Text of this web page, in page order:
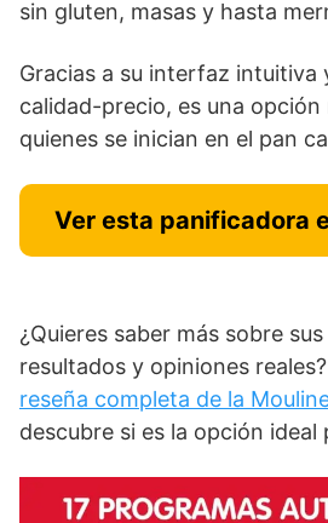
sin gluten, masas y hasta
Gracias a su interfaz intuitiva
calidad-precio, es una
quienes se inician en el pan
Ver esta panificadora
¿Quieres saber más sobre
resultados y opiniones
reseña completa de la
descubre si es la opción ideal